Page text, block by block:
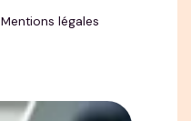
Mentions légales